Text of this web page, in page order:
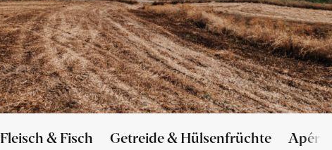
Fleisch & Fisch Getreide & Hülsenfrüchte Apéro